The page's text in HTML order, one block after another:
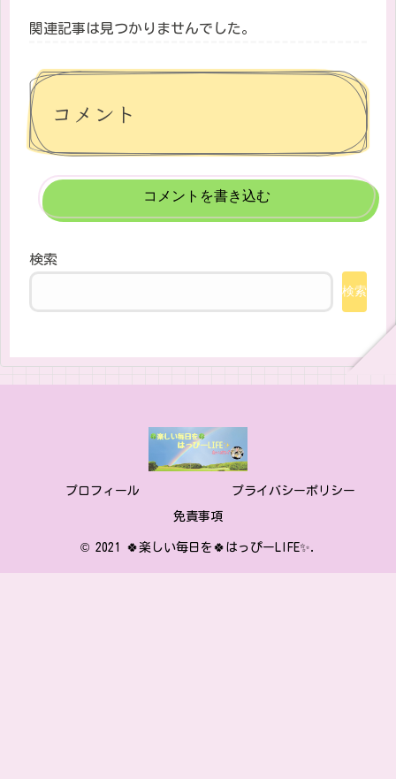
関連記事は見つかりませんでした。
コメント
コメントを書き込む
検索
検索
プロフィール プライバシーポリシー
免責事項
© 2021 🍀楽しい毎日を🍀はっぴーLIFE✨.